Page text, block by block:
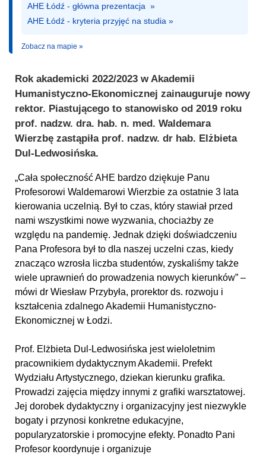
AHE Łódź - główna prezentacja  »
AHE Łódź - kryteria przyjęć na studia »
Zobacz na mapie »
Rok akademicki 2022/2023 w Akademii
Humanistyczno-Ekonomicznej zainauguruje nowy
rektor. Piastującego to stanowisko od 2019 roku
prof. nadzw. dra. hab. n. med. Waldemara
Wierzbę zastąpiła prof. nadzw. dr hab. Elżbieta
Dul-Ledwosińska.
„Cała społeczność AHE bardzo dziękuje Panu
Profesorowi Waldemarowi Wierzbie za ostatnie 3 lata
kierowania uczelnią. Był to czas, który stawiał przed
nami wszystkimi nowe wyzwania, chociażby ze
względu na pandemię. Jednak dzięki doświadczeniu
Pana Profesora był to dla naszej uczelni czas, kiedy
znacząco wzrosła liczba studentów, zyskaliśmy także
wiele uprawnień do prowadzenia nowych kierunków” –
mówi dr Wiesław Przybyła, prorektor ds. rozwoju i
kształcenia zdalnego Akademii Humanistyczno-
Ekonomicznej w Łodzi.
Prof. Elżbieta Dul-Ledwosińska jest wieloletnim
pracownikiem dydaktycznym Akademii. Prefekt
Wydziału Artystycznego, dziekan kierunku grafika.
Prowadzi zajęcia między innymi z grafiki warsztatowej.
Jej dorobek dydaktyczny i organizacyjny jest niezwykle
bogaty i przynosi konkretne edukacyjne,
popularyzatorskie i promocyjne efekty. Ponadto Pani
Profesor koordynuje i organizuje